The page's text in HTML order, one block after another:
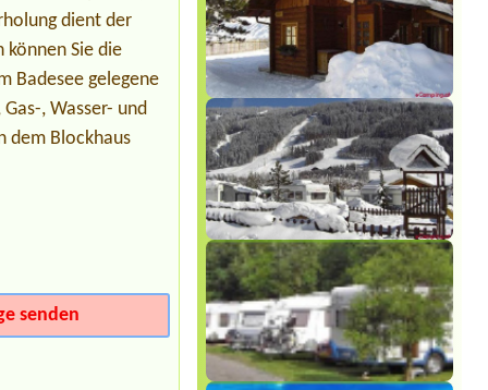
Termin ab 2026-08-13 |Panorama
Camp Zell am See
1x apartment (2/3P), 2 adults + 1
child (11 years)
dient der
können Sie die
Badesee gelegene
, Wasser- und
dem Blockhaus
senden